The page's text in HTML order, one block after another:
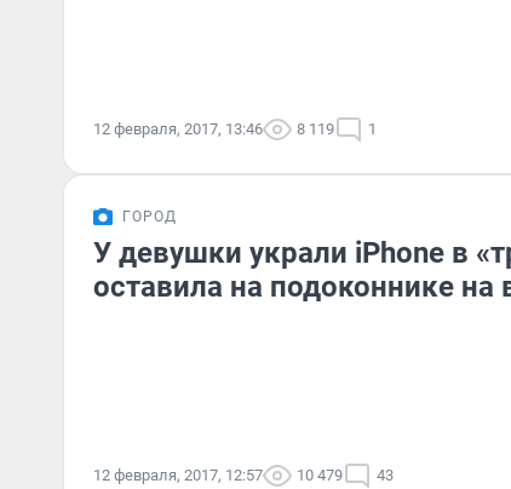
12 февраля, 2017, 13:46 8 119 1
ГОРОД
У девушки украли iPhone в
оставила на подоконнике на
12 февраля, 2017, 12:57 10 479 43